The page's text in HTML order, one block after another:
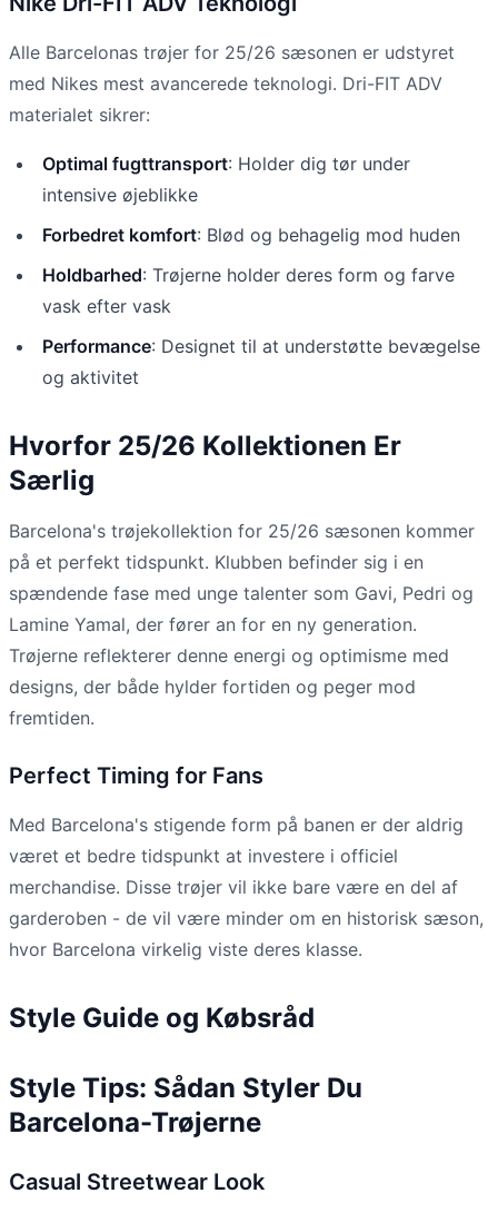
Alle Barcelonas trøjer for 25/26 sæsonen er udstyret
med Nikes mest avancerede teknologi. Dri-FIT ADV
materialet sikrer:
Optimal fugttransport: Holder dig tør under
intensive øjeblikke
Forbedret komfort: Blød og behagelig mod huden
Holdbarhed: Trøjerne holder deres form og farve
vask efter vask
Performance: Designet til at understøtte bevægelse
og aktivitet
Hvorfor 25/26 Kollektionen Er
Særlig
Barcelona's trøjekollektion for 25/26 sæsonen kommer
på et perfekt tidspunkt. Klubben befinder sig i en
spændende fase med unge talenter som Gavi, Pedri og
Lamine Yamal, der fører an for en ny generation.
Trøjerne reflekterer denne energi og optimisme med
designs, der både hylder fortiden og peger mod
fremtiden.
Perfect Timing for Fans
Med Barcelona's stigende form på banen er der aldrig
været et bedre tidspunkt at investere i officiel
merchandise. Disse trøjer vil ikke bare være en del af
garderoben - de vil være minder om en historisk sæson,
hvor Barcelona virkelig viste deres klasse.
Style Guide og Købsråd
Style Tips: Sådan Styler Du
Barcelona-Trøjerne
Casual Streetwear Look